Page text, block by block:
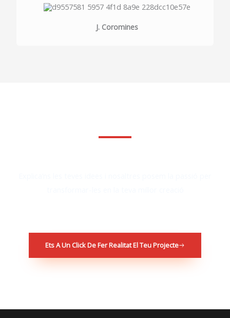
J. Coromines
Ets A Un Click De Fer Realitat El Teu Projecte